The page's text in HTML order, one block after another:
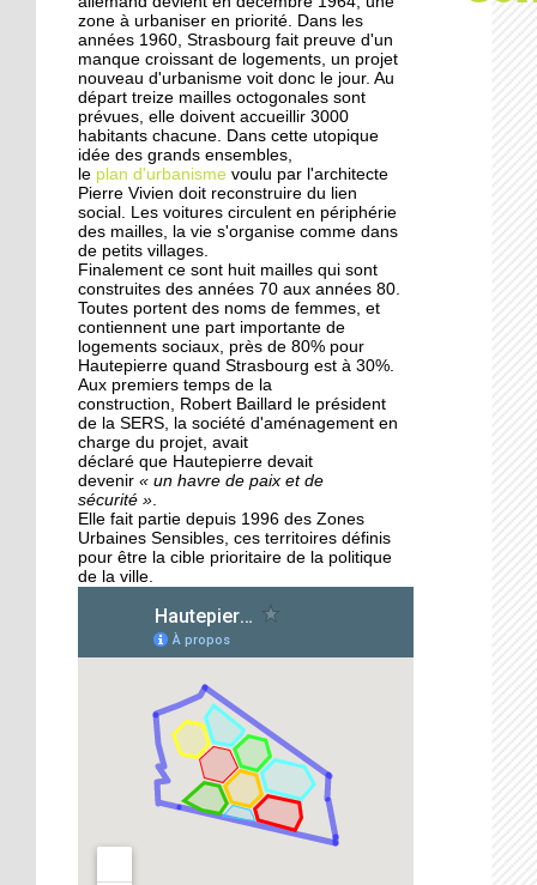
29 septembre 2016
Les jeunes de Hautepierre
au micro de Radio caddie
25 septembre 2015
La rentrée virevoletante
des Migrateurs
25 septembre 2015
L'utopie en sons
24 septembre 2015
La pépinière fait germer
les talents de
Hautepierre... et d'ailleurs
24 septembre 2015
Horizome s'enracine
doucement dans le
quartier
23 septembre 2015
21 septembre 2015
Nouvelle médiathèque :
les usagers satisfaits
zone à urbaniser en priorité. Dans les
années 1960, Strasbourg fait preuve d'un
manque croissant de logements, un projet
nouveau d'urbanisme voit donc le jour. Au
départ treize mailles octogonales sont
prévues, elle doivent accueillir 3000
habitants chacune. Dans cette utopique
idée des grands ensembles,
le plan d'urbanisme voulu par l'architecte
Pierre Vivien doit reconstruire du lien
social. Les voitures circulent en périphérie
des mailles, la vie s'organise comme dans
de petits villages.
Finalement ce sont huit mailles qui sont
construites des années 70 aux années 80.
Toutes portent des noms de femmes, et
contiennent une part importante de
logements sociaux, près de 80% pour
Hautepierre quand Strasbourg est à 30%.
Aux premiers temps de la
construction, Robert Baillard le président
de la SERS, la société d'aménagement en
charge du projet, avait
déclaré que Hautepierre devait
devenir « un havre de paix et de
sécurité ».
Elle fait partie depuis 1996 des Zones
Urbaines Sensibles, ces territoires définis
pour être la cible prioritaire de la politique
de la ville.